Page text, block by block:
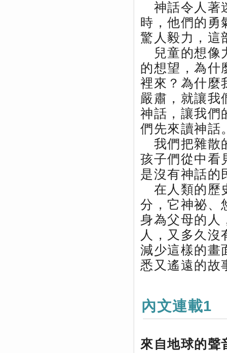
神話令人著
時，他們的勇
驚人毅力，這
兒童的想像
的想望，為什
裡來？為什麼
嚴肅，就讓我
神話，讓我們
們先來讀神話
我們把雜散
孩子們從中看
是沒有神話的
在人類的歷
分，它神祕、
身為父母的人
人，又多久
減少這樣的畫
悉又遙遠的故
內文連載1
來自地球的聲